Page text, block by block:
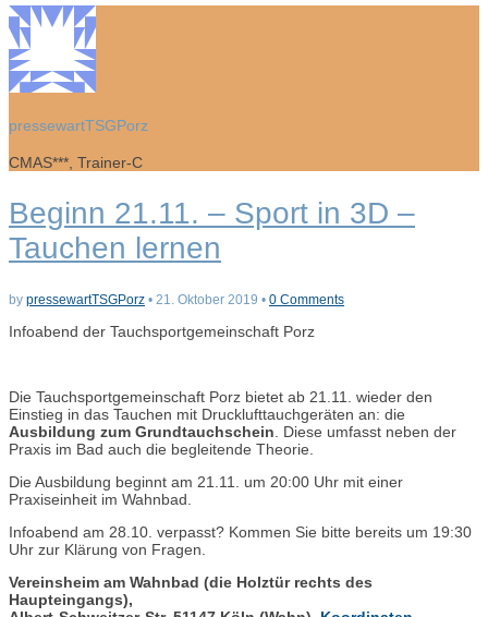
pressewartTSGPorz
CMAS***, Trainer-C
Beginn 21.11. – Sport in 3D –
Tauchen lernen
by pressewartTSGPorz • 21. Oktober 2019 • 0 Comments
Infoabend der Tauchsportgemeinschaft Porz
Die Tauchsportgemeinschaft Porz bietet ab 21.11. wieder den
Einstieg in das Tauchen mit Drucklufttauchgeräten an: die
Ausbildung zum Grundtauchschein . Diese umfasst neben der
Praxis im Bad auch die begleitende Theorie.
Die Ausbildung beginnt am 21.11. um 20:00 Uhr mit einer
Praxiseinheit im Wahnbad.
Infoabend am 28.10. verpasst? Kommen Sie bitte bereits um 19:30
Uhr zur Klärung von Fragen.
Vereinsheim am Wahnbad (die Holztür rechts des
Haupteingangs),